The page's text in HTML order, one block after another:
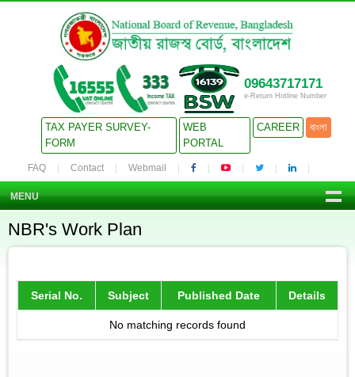
09643717171
e-Return Hotline Number
TAX PAYER SURVEY-
FORM
WEB
PORTAL
CAREER বাংলা
FAQ Contact Webmail
MENU
NBR's Work Plan
Serial No. Subject Published Date Details
No matching records found